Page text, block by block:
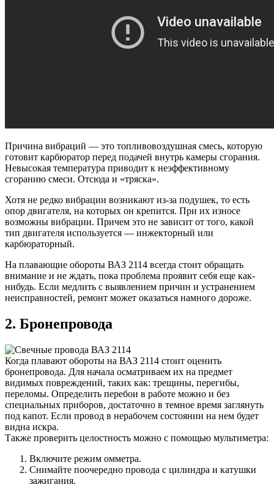
Причина вибраций — это топливовоздушная смесь, которую
готовит карбюратор перед подачей внутрь камеры сгорания.
Невысокая температура приводит к неэффективному
сгоранию смеси. Отсюда и «тряска».
Хотя не редко вибрации возникают из-за подушек, то есть
опор двигателя, на которых он крепится. При их износе
возможны вибрации. Причем это не зависит от того, какой
тип двигателя используется — инжекторный или
карбюраторный.
На плавающие обороты ВАЗ 2114 всегда стоит обращать
внимание и не ждать, пока проблема проявит себя еще как-
нибудь. Если медлить с выявлением причин и устранением
неисправностей, ремонт может оказаться намного дороже.
2. Бронепровода
Когда плавают обороты на ВАЗ 2114 стоит оценить
бронепровода. Для начала осматриваем их на предмет
видимых повреждений, таких как: трещины, перегибы,
переломы. Определить перебои в работе можно и без
специальных приборов, достаточно в темное время заглянуть
под капот. Если провод в нерабочем состоянии на нем будет
видна искра.
Также проверить целостность можно с помощью мультиметра:
Включите режим омметра.
Снимайте поочередно провода с цилиндра и катушки
зажигания.